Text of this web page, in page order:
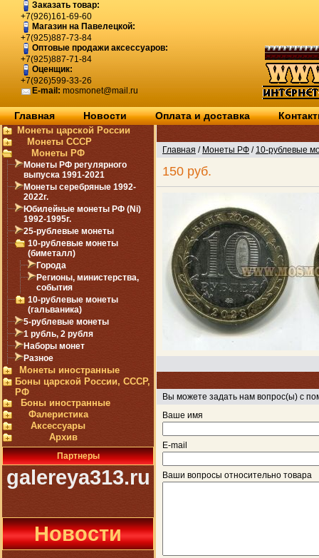
Заказать товар:
+7(926)161-69-60
Магазин на Павелецкой:
+7(925)887-73-84
Оптовые продажи аксессуаров:
+7(925)887-71-84
Оценщик:
+7(926)599-33-26
E-mail: mosmonet@mail.ru
Главная Новости Оплата и доставка
Монеты царской России
Монеты СССР
Монеты РФ
Монеты РФ регулярного
выпуска 1991-2021
Монеты серебряные 1992-
2022г.
Юбилейные монеты РФ (Ni)
1992-1995г.
25-рублевые монеты
10-рублевые монеты
(биметалл)
Города
Регионы, министерства,
события
10-рублевые монеты
(гальваника)
5-рублевые монеты
1 рубль, 2 рубля
Наборы монет
Разное
Монеты иностранные
Боны царской России, СССР,
РФ
Боны иностранные
Фалеристика
Аксессуары
Архив
Партнеры
galereya313.ru
Новости
Главная / Монеты РФ / 10-рублевые
150 руб.
Вы можете задать нам вопрос(ы) с
Ваше имя
E-mail
Ваши вопросы относительно товара